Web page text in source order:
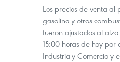
Los precios de venta al
gasolina y otros
fueron ajustados al
15:00 horas de hoy por
Industria y Comercio y